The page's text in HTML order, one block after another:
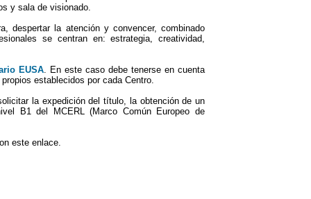
y sala de visionado.
despertar la atención y convencer, combinado
se centran en: estrategia, creatividad,
EUSA. En este caso debe tenerse en cuenta
establecidos por cada Centro.
la expedición del título, la obtención de un
B1 del MCERL (Marco Común Europeo de
este enlace.